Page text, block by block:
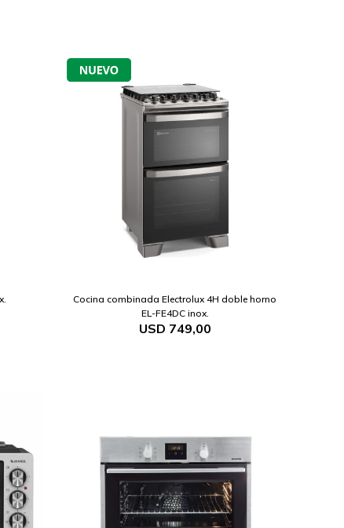
Cocina combinada Electrolux 4H doble horno
EL-FE4DC inox.
USD 749,00